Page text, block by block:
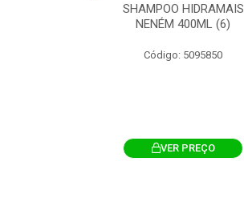
SHAMPOO HIDRAMAIS
NENÉM 400ML (6)
Código: 5095850
VER PREÇO